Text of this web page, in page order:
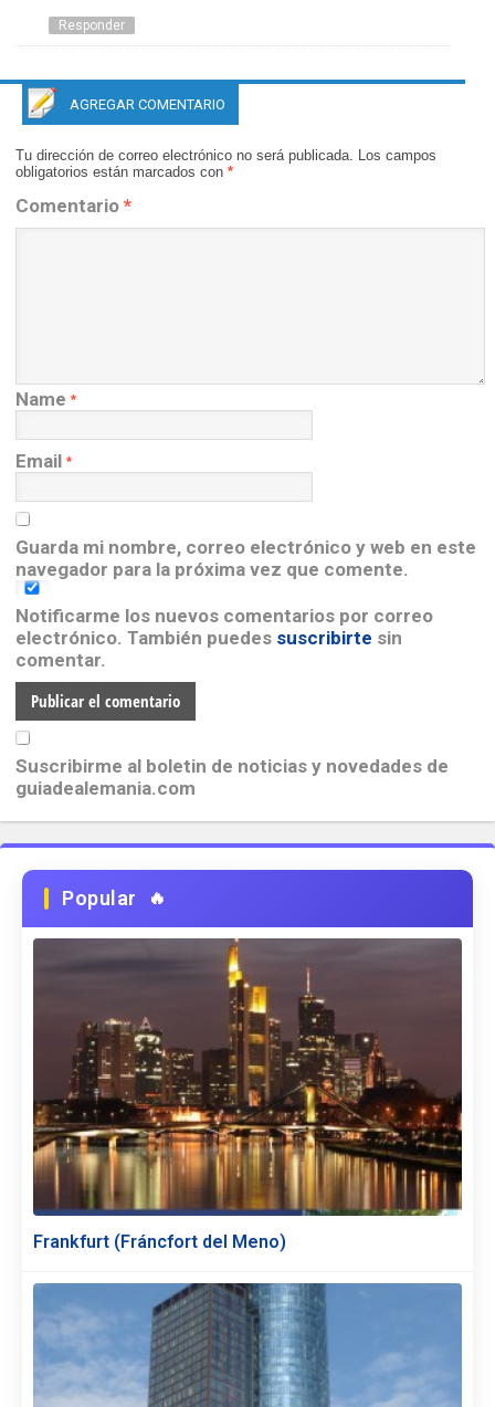
Responder
AGREGAR COMENTARIO
Tu dirección de correo electrónico no será publicada. Los campos
obligatorios están marcados con *
Comentario *
Name *
Email *
Guarda mi nombre, correo electrónico y web en este
navegador para la próxima vez que comente.
Notificarme los nuevos comentarios por correo
electrónico. También puedes suscribirte sin
comentar.
Suscribirme al boletin de noticias y novedades de
guiadealemania.com
Popular
Frankfurt (Fráncfort del Meno)